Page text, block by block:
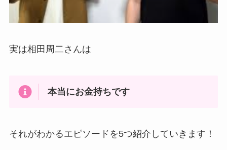
実は相田周二さんは
本当にお金持ちです
それがわかるエピソードを5つ紹介していきます！